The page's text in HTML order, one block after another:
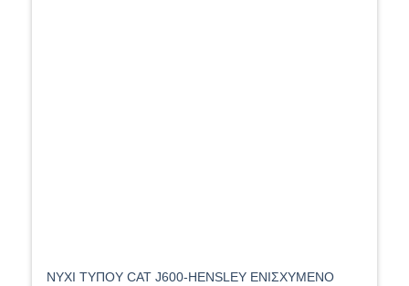
ΝΥΧΙ ΤΥΠΟΥ CAT J600-HENSLEY ΕΝΙΣΧΥΜΕΝΟ